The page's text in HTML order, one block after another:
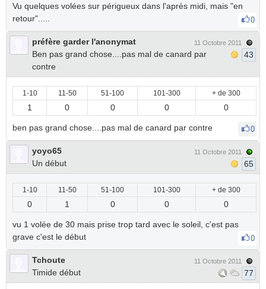
Vu quelques volées sur périgueux dans l'après midi, mais "en
retour".....
0
préfère garder l'anonymat
Ben pas grand chose....pas mal de canard par
contre
11 Octobre 2011
43
1-10 11-50 51-100 101-300 + de 300
1 0 0 0 0
ben pas grand chose....pas mal de canard par contre 0
yoyo65
Un début
11 Octobre 2011
65
1-10 11-50 51-100 101-300 + de 300
0 1 0 0 0
vu 1 volée de 30 mais prise trop tard avec le soleil, c'est pas
grave c'est le début
0
Tchoute
Timide début
11 Octobre 2011
77